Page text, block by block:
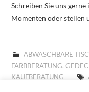
Schreiben Sie uns
Momenten oder stellen
ABWASCHBARE
FARBBERATUNG,
KAUFBERATUNG